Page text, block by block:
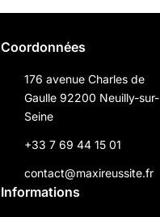
Coordonnées
176 avenue Charles de
Gaulle 92200 Neuilly-sur-
Seine
+33 7 69 44 15 01
contact@maxireussite.fr
Informations